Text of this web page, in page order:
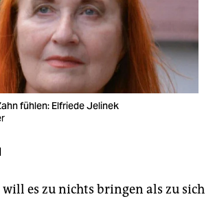
fühlen: Elfriede Jelinek
will es zu nichts bringen als zu sich